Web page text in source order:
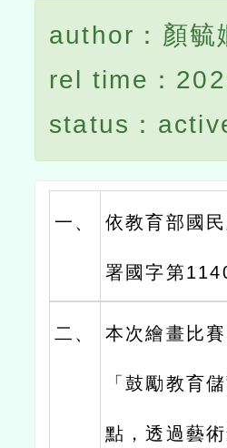
author：顏毓
rel time：
status：
一、 依教育部國
署國字第
二、 本次繪畫比
「鼓勵教育
點，透過藝